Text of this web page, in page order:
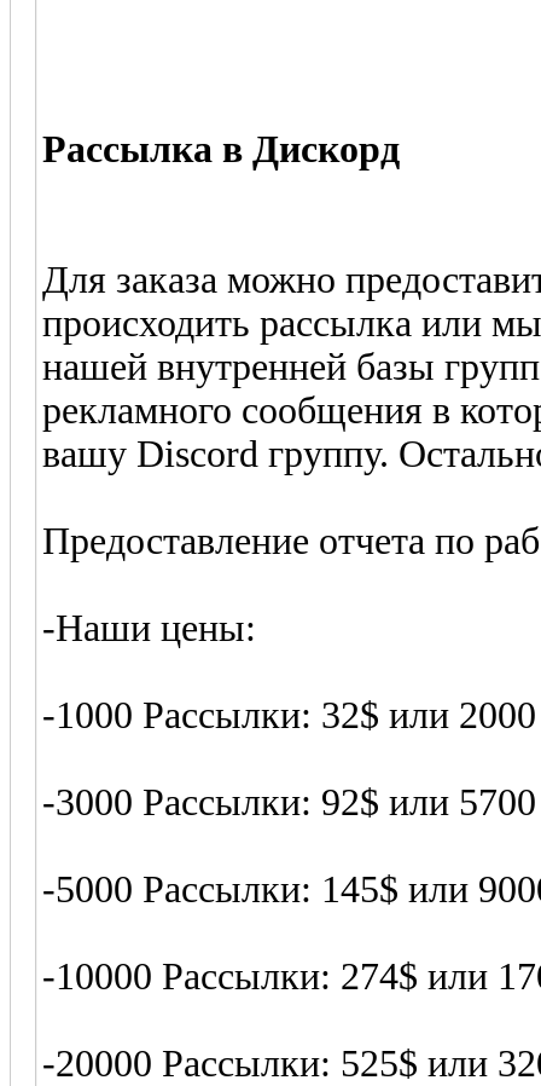
Рассылка в Дискорд
Для заказа можно
происходить рассылка или
нашей внутренней базы
рекламного сообщения в
вашу Discord группу.
Предоставление отчета по
-Наши цены:
-1000 Рассылки: 32$ или
-3000 Рассылки: 92$ или
-5000 Рассылки: 145$ или
-10000 Рассылки: 274$ или
-20000 Рассылки: 525$ или